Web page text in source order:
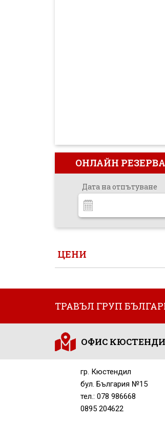
ОНЛАЙН
Дата на отпътуване
ЦЕНИ
ТРАВЪЛ ГРУП
ОФИС
гр. Кюстендил
бул. България №15
тел.: 078 986668
0895 204622